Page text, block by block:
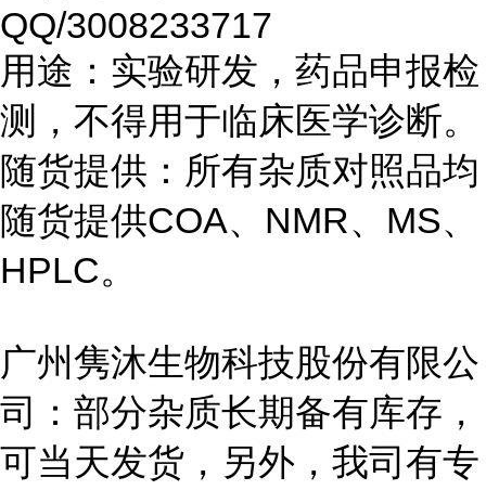
QQ/3008233717
用途：实验研发，药品申报检
测，不得用于临床医学诊断。
随货提供：所有杂质对照品均
随货提供COA、NMR、MS、
HPLC。
广州隽沐生物科技股份有限公
司：部分杂质长期备有库存，
可当天发货，另外，我司有专